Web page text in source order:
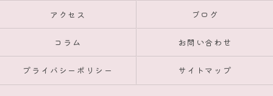
アクセス ブログ
コラム お問い合わせ
プライバシーポリシー サイトマップ